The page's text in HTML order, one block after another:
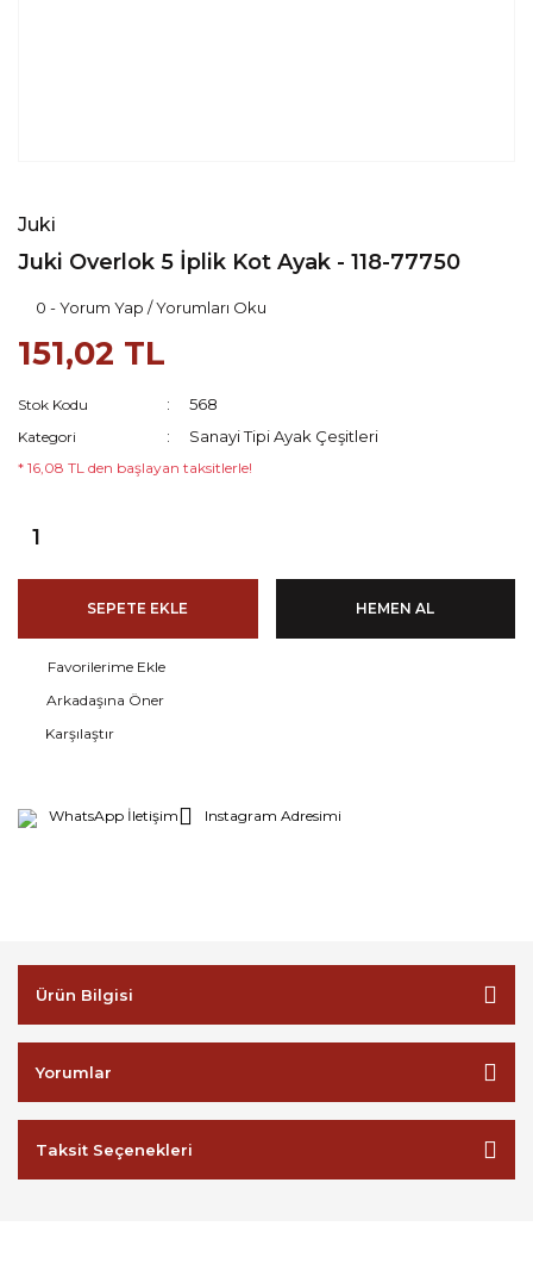
Juki
Juki Overlok 5 İplik Kot Ayak - 118-77750
0 - Yorum Yap / Yorumları Oku
151,02 TL
Stok Kodu 568
Kategori Sanayi Tipi Ayak Çeşitleri
* 16,08 TL den başlayan taksitlerle!
SEPETE EKLE HEMEN AL
Arkadaşına Öner
Karşılaştır
WhatsApp İletişim Instagram Adresimi
Ürün Bilgisi
Yorumlar
Taksit Seçenekleri